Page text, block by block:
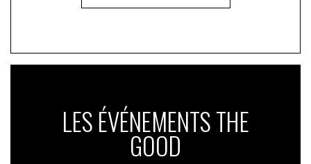
LES ÉVÉNEMENTS THE
GOOD